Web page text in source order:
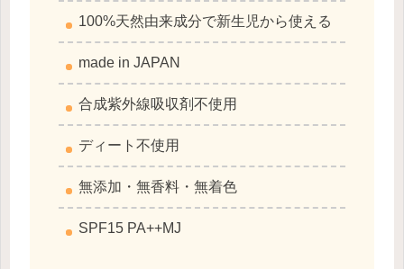
100%天然由来成分で新生児から使える
made in JAPAN
合成紫外線吸収剤不使用
ディート不使用
無添加・無香料・無着色
SPF15 PA++MJ